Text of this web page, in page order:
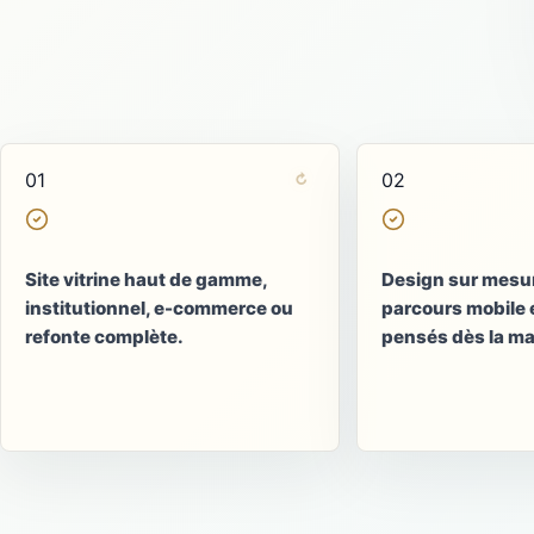
↻
01
Site vitrine haut de gamme,
institutionnel, e-commerce ou
refonte complète.
↶
Vendre sans limiter vos
Boutique, configurateur et
parcours d'achat peuvent être
02
Design sur
parcours mobile
pensés dès la
↶
Le contenu,